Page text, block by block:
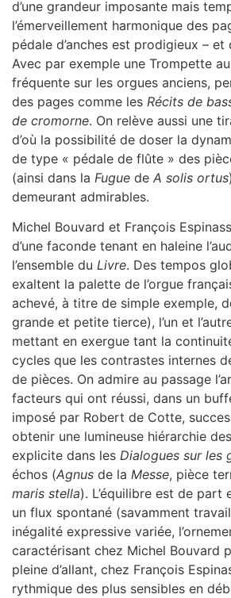
d’une grandeur imposante mais
l’émerveillement harmonique des
pédale d’anches est prodigieux – et
Avec par exemple une Trompette
fréquente sur les orgues anciens,
des pages comme les Récits de
de cromorne. On relève aussi une
d’où la possibilité de doser la
de type « pédale de flûte » des
(ainsi dans la Fugue de A solis ortus
demeurant admirables.
Michel Bouvard et François
d’une faconde tenant en haleine
l’ensemble du Livre. Des tempos
exaltent la palette de l’orgue
achevé, à titre de simple exemple,
grande et petite tierce), l’un et
mettant en exergue tant la
cycles que les contrastes internes
de pièces. On admire au passage
facteurs qui ont réussi, dans un
imposé par Robert de Cotte,
obtenir une lumineuse hiérarchie
explicite dans les Dialogues sur les
échos (Agnus de la Messe, pièce
maris stella). L’équilibre est de part
un flux spontané (savamment
inégalité expressive variée,
caractérisant chez Michel Bouvard
pleine d’allant, chez François
rythmique des plus sensibles en